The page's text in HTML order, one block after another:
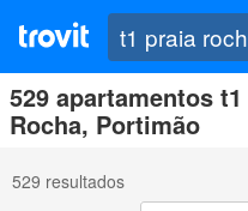
529 apartamentos
Rocha, Portimão
529 resultados